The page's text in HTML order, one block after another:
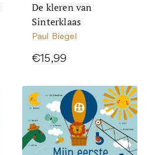
De kleren van
Sinterklaas
Paul Biegel
€15,99